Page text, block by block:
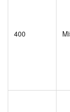
400